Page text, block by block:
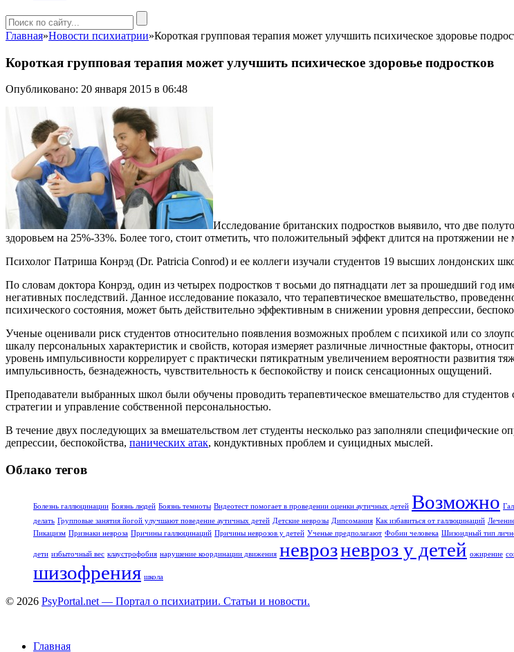
Главная»Новости психиатрии»Короткая групповая терапия может улучшить психическое здоровье
Короткая групповая терапия может улучшить психическое здоровье подростков
Опубликовано: 20 января 2015 в 06:48
Исследование британских подростков выявило, что две
здоровьем на 25%-33%. Более того, стоит отметить, что положительный эффект длится на протяжении не
Психолог Патриша Конрэд (Dr. Patricia Conrod) и ее коллеги изучали студентов 19 высших лондонских
По словам доктора Конрэд, один из четырех подростков т восьми до пятнадцати лет за прошедший год
негативных последствий. Данное исследование показало, что терапевтическое вмешательство,
психического состояния, может быть действительно эффективным в снижении уровня депрессии,
Ученые оценивали риск студентов относительно появления возможных проблем с психикой или со
шкалу персональных характеристик и свойств, которая измеряет различные личностные факторы,
уровень импульсивности коррелирует с практически пятикратным увеличением вероятности развития
импульсивность, безнадежность, чувствительность к беспокойству и поиск сенсационных ощущений.
Преподаватели выбранных школ были обучены проводить терапевтическое вмешательство для
стратегии и управление собственной персональностью.
В течение двух последующих за вмешательством лет студенты несколько раз заполняли специфические
депрессии, беспокойства, панических атак, кондуктивных проблем и суицидных мыслей.
Облако тегов
Болезнь галлюцинации Боязнь людей Боязнь темноты Видеотест помогает в проведении оценки аутичных детей Возможно
делать Групповые занятия йогой улучшают поведение аутичных детей Детские неврозы Дипсомания Как избавиться от галлюцинаций
Пикацизм Признаки невроза Причины галлюцинаций Причины неврозов у детей Ученые предполагают Фобии человека Шизоидный тип
дети избыточный вес клаустрофобия нарушение координации движения неврозневроз у детей ожирение
шизофрения школа
© 2026 PsyPortal.net — Портал о психиатрии. Статьи и новости.
Главная